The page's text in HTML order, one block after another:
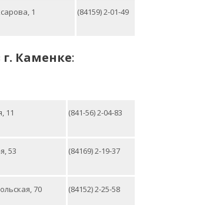
1 (84159) 2-01-49
г. Каменке:
11 (841-56) 2-04-83
53 (84169) 2-19-37
70 (84152) 2-25-58